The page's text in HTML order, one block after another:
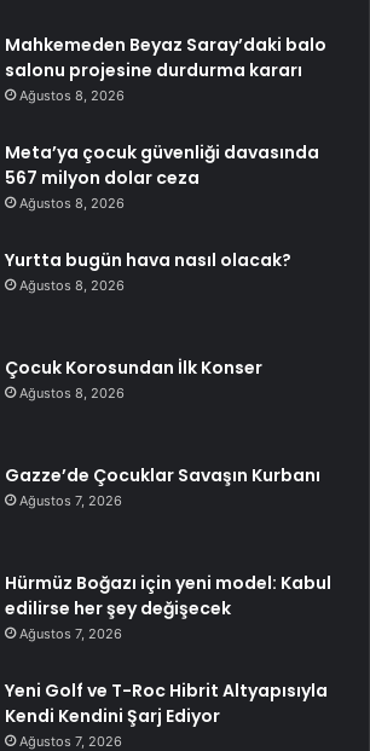
Mahkemeden Beyaz Saray’daki balo
salonu projesine durdurma kararı
Ağustos 8, 2026
Meta’ya çocuk güvenliği davasında
567 milyon dolar ceza
Ağustos 8, 2026
Yurtta bugün hava nasıl olacak?
Ağustos 8, 2026
Çocuk Korosundan İlk Konser
Ağustos 8, 2026
Gazze’de Çocuklar Savaşın Kurbanı
Ağustos 7, 2026
Hürmüz Boğazı için yeni model: Kabul
edilirse her şey değişecek
Ağustos 7, 2026
Yeni Golf ve T-Roc Hibrit Altyapısıyla
Kendi Kendini Şarj Ediyor
Ağustos 7, 2026